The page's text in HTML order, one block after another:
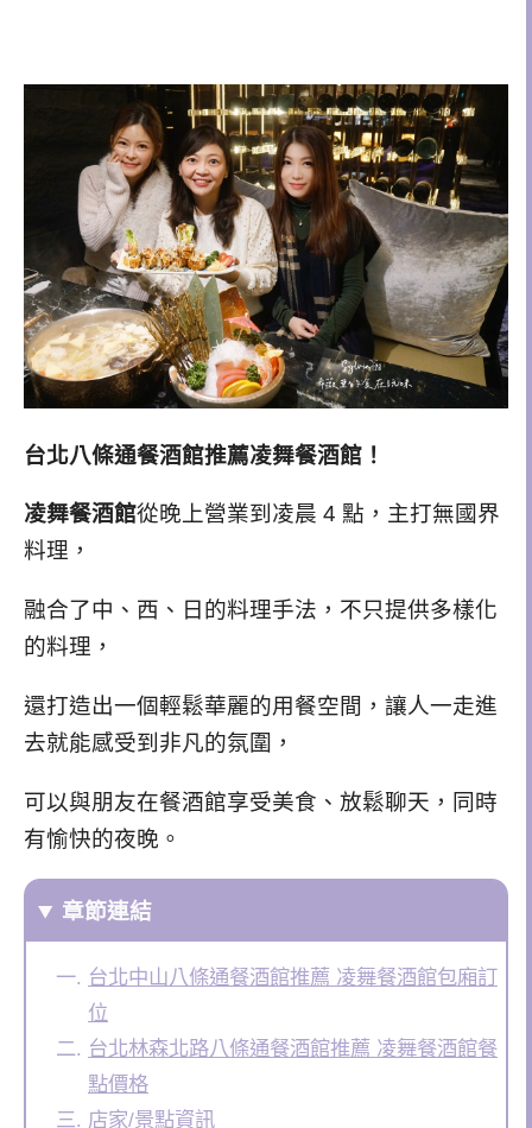
台北八條通餐酒館推薦凌舞餐酒館！
凌舞餐酒館從晚上營業到凌晨 4 點， 主打無國界
料理 ，
融合了中、西、日的料理手法，不只提供多樣化
的料理，
還打造出一個輕鬆華麗的用餐空間，讓人一走進
去就能感受到非凡的氛圍，
可以與朋友在餐酒館享受美食、 放鬆聊天， 同時
有愉快的夜晚。
章節連結
台北中山八條通餐酒館推薦 凌舞餐酒館包廂訂
位
台北林森北路八條通餐酒館推薦 凌舞餐酒館餐
點價格
店家/景點資訊